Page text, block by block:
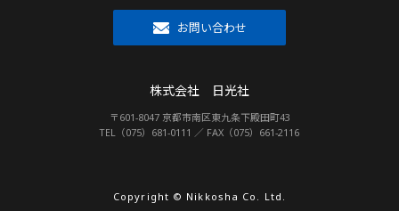
お問い合わせ
株式会社 日光社
〒601-8047 京都市南区東九条下殿田町43
TEL（075）681-0111 ／ FAX（075）661-2116
Copyright © Nikkosha Co. Ltd.